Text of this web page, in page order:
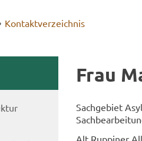
Kontaktverzeichnis
Frau
Sach­ge­biet
Alt Rup­pi­ner